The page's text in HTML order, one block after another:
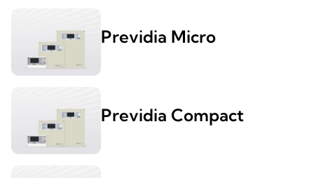
Previdia Micro
Previdia Compact